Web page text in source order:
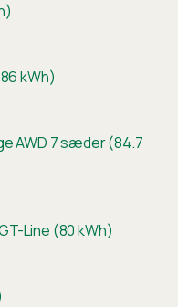
kWh)
AWD 7 sæder (84.7
Line (80 kWh)